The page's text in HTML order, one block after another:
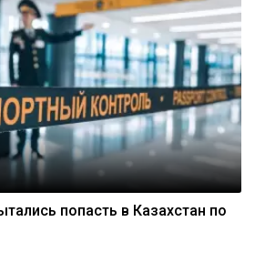
попасть в Казахстан по